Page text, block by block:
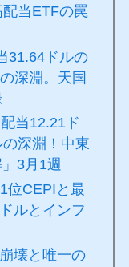
当ETFの罠
31.64ドルの
深淵。天国
当12.21ド
深淵！中東
3月1週
位CEPIと最
ルとインフ
壊と唯一の